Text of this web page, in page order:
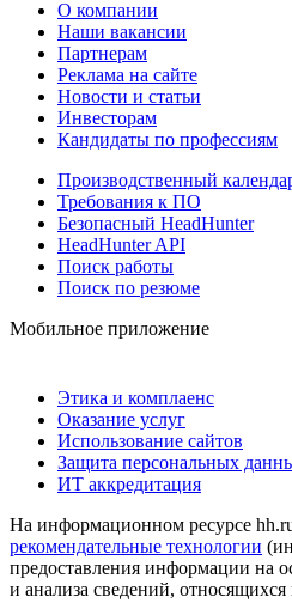
О компании
Наши вакансии
Партнерам
Реклама на сайте
Новости и статьи
Инвесторам
Кандидаты по профессиям
Производственный
Требования к ПО
Безопасный HeadHunter
HeadHunter API
Поиск работы
Поиск по резюме
Мобильное приложение
Этика и комплаенс
Оказание услуг
Использование сайтов
Защита персональных
ИТ аккредитация
На информационном ресурсе
рекомендательные технологии
предоставления информации на
и анализа сведений,